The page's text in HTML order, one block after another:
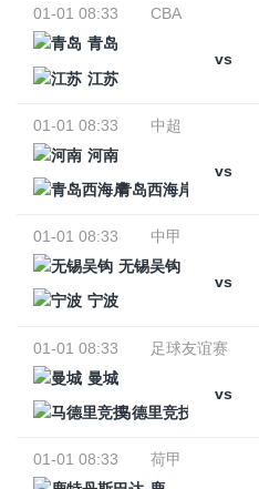
01-01 08:33
CBA
青岛
vs
江苏
01-01 08:33
中超
河南
vs
青岛西海岸
01-01 08:33
中甲
无锡吴钩
vs
宁波
01-01 08:33
足球友谊赛
曼城
vs
马德里竞技
01-01 08:33
荷甲